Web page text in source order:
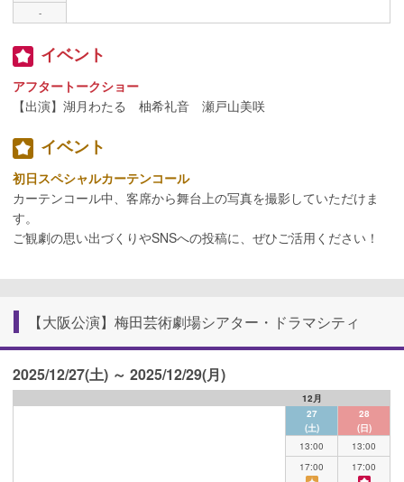
-
イベント
アフタートークショー
【出演】湖月わたる 柚希礼音 瀬戸山美咲
イベント
初日スペシャルカーテンコール
カーテンコール中、客席から舞台上の写真を撮影していただけま
す。
ご観劇の思い出づくりやSNSへの投稿に、ぜひご活用ください！
【大阪公演】梅田芸術劇場シアター・ドラマシティ
2025/12/27(土) ～ 2025/12/29(月)
12月
27
(土)
28
(日)
13:00
13:00
17:00
17:00